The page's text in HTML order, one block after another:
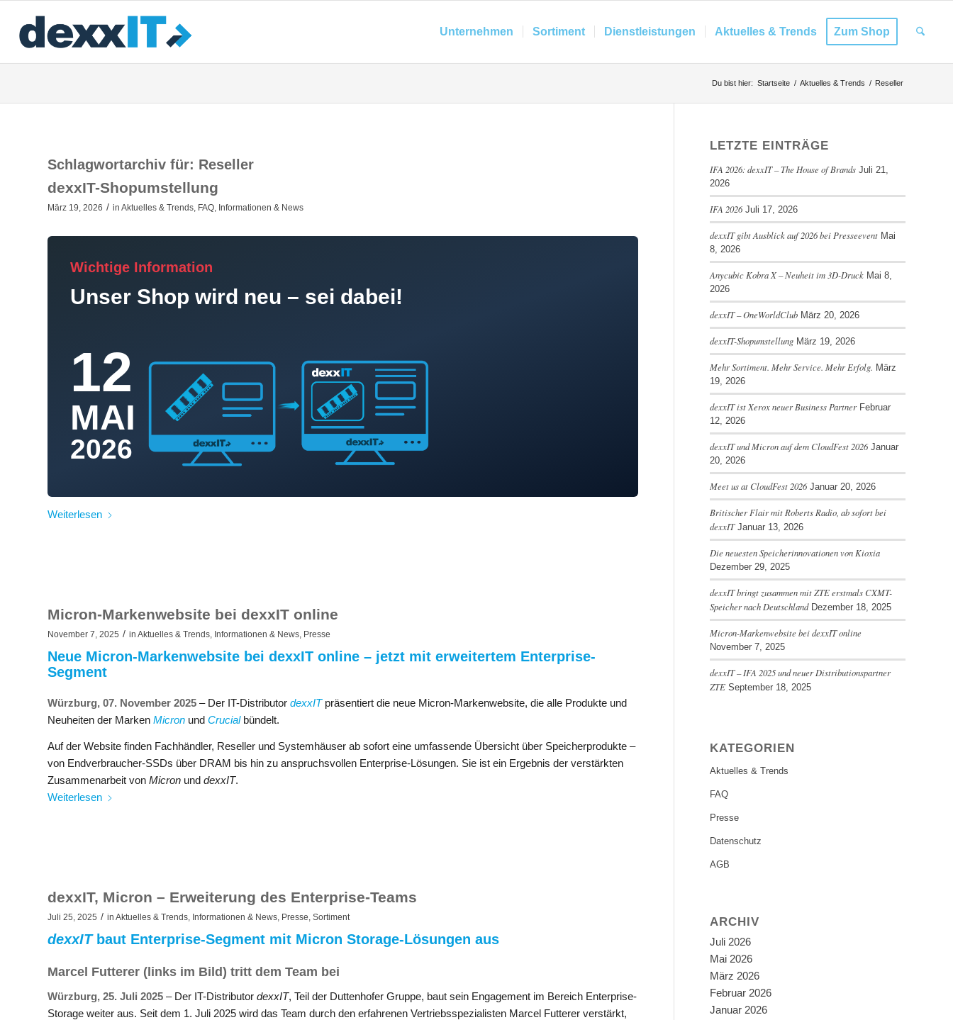
Unternehmen Sortiment Dienstleistungen Aktuelles & Trends Zum Shop
Du bist hier: Startseite / Aktuelles & Trends / Reseller
Schlagwortarchiv für: Reseller
dexxIT-Shopumstellung
März 19, 2026 / in Aktuelles & Trends, FAQ, Informationen & News
Wichtige Information
Unser Shop wird neu – sei dabei!
12
MAI
2026
Weiterlesen
Micron-Markenwebsite bei dexxIT online
November 7, 2025 / in Aktuelles & Trends Informationen & News Presse
Neue Micron-Markenwebsite bei dexxIT online – jetzt mit erweitertem Enterprise-
Segment​
Würzburg, 07. November 2025 – Der IT-Distributor dexxITpräsentiert die neue Micron-Markenwebsite, die alle Produkte und
Neuheiten der Marken Micron und Crucialbündelt.
Auf der Website finden Fachhändler, Reseller und Systemhäuser ab sofort eine umfassende Übersicht über Speicherprodukte –
von Endverbraucher-SSDs über DRAM bis hin zu anspruchsvollen Enterprise-Lösungen. Sie ist ein Ergebnis der verstärkten
Zusammenarbeit von Micron und dexxIT.​
Weiterlesen
dexxIT, Micron – Erweiterung des Enterprise-Teams
Juli 25, 2025 / in Aktuelles & Trends, Informationen & News, Presse, Sortiment
dexxITbaut Enterprise-Segment mit Micron Storage-Lösungen aus
Marcel Futterer (links im Bild) tritt dem Team bei
Würzburg, 25. Juli 2025 – Der IT-Distributor dexxIT, Teil der Duttenhofer Gruppe, baut sein Engagement im Bereich Enterprise-
Storage weiter aus. Seit dem 1. Juli 2025 wird das Team durch den erfahrenen Vertriebsspezialisten Marcel Futterer verstärkt,
LETZTE EINTRÄGE
IFA 2026: dexxIT – The House of Brands Juli 21,
2026
IFA 2026 Juli 17, 2026
dexxIT gibt Ausblick auf 2026 bei Presseevent Mai
8, 2026
Anycubic Kobra X – Neuheit im 3D-Druck Mai 8,
2026
dexxIT – OneWorldClub März 20, 2026
dexxIT-Shopumstellung März 19, 2026
Mehr Sortiment. Mehr Service. Mehr Erfolg. März
19, 2026
dexxIT ist Xerox neuer Business Partner Februar
12, 2026
dexxIT und Micron auf dem CloudFest 2026 Januar
20, 2026
Meet us at CloudFest 2026 Januar 20, 2026
Britischer Flair mit Roberts Radio, ab sofort bei
dexxIT Januar 13, 2026
Die neuesten Speicherinnovationen von Kioxia
Dezember 29, 2025
dexxIT bringt zusammen mit ZTE erstmals CXMT-
Speicher nach Deutschland Dezember 18, 2025
Micron-Markenwebsite bei dexxIT online
November 7, 2025
dexxIT – IFA 2025 und neuer Distributionspartner
ZTE September 18, 2025
KATEGORIEN
Aktuelles & Trends
FAQ
Presse
Datenschutz
AGB
ARCHIV
Juli 2026
Mai 2026
März 2026
Februar 2026
Januar 2026